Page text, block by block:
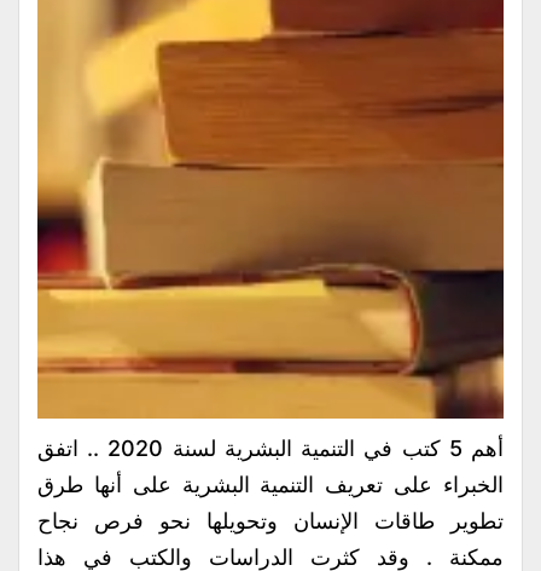
أهم 5 كتب في التنمية البشرية لسنة 2020 .. اتفق
الخبراء على تعريف التنمية البشرية على أنها طرق
تطوير طاقات الإنسان وتحويلها نحو فرص نجاح
ممكنة . وقد كثرت الدراسات والكتب في هذا